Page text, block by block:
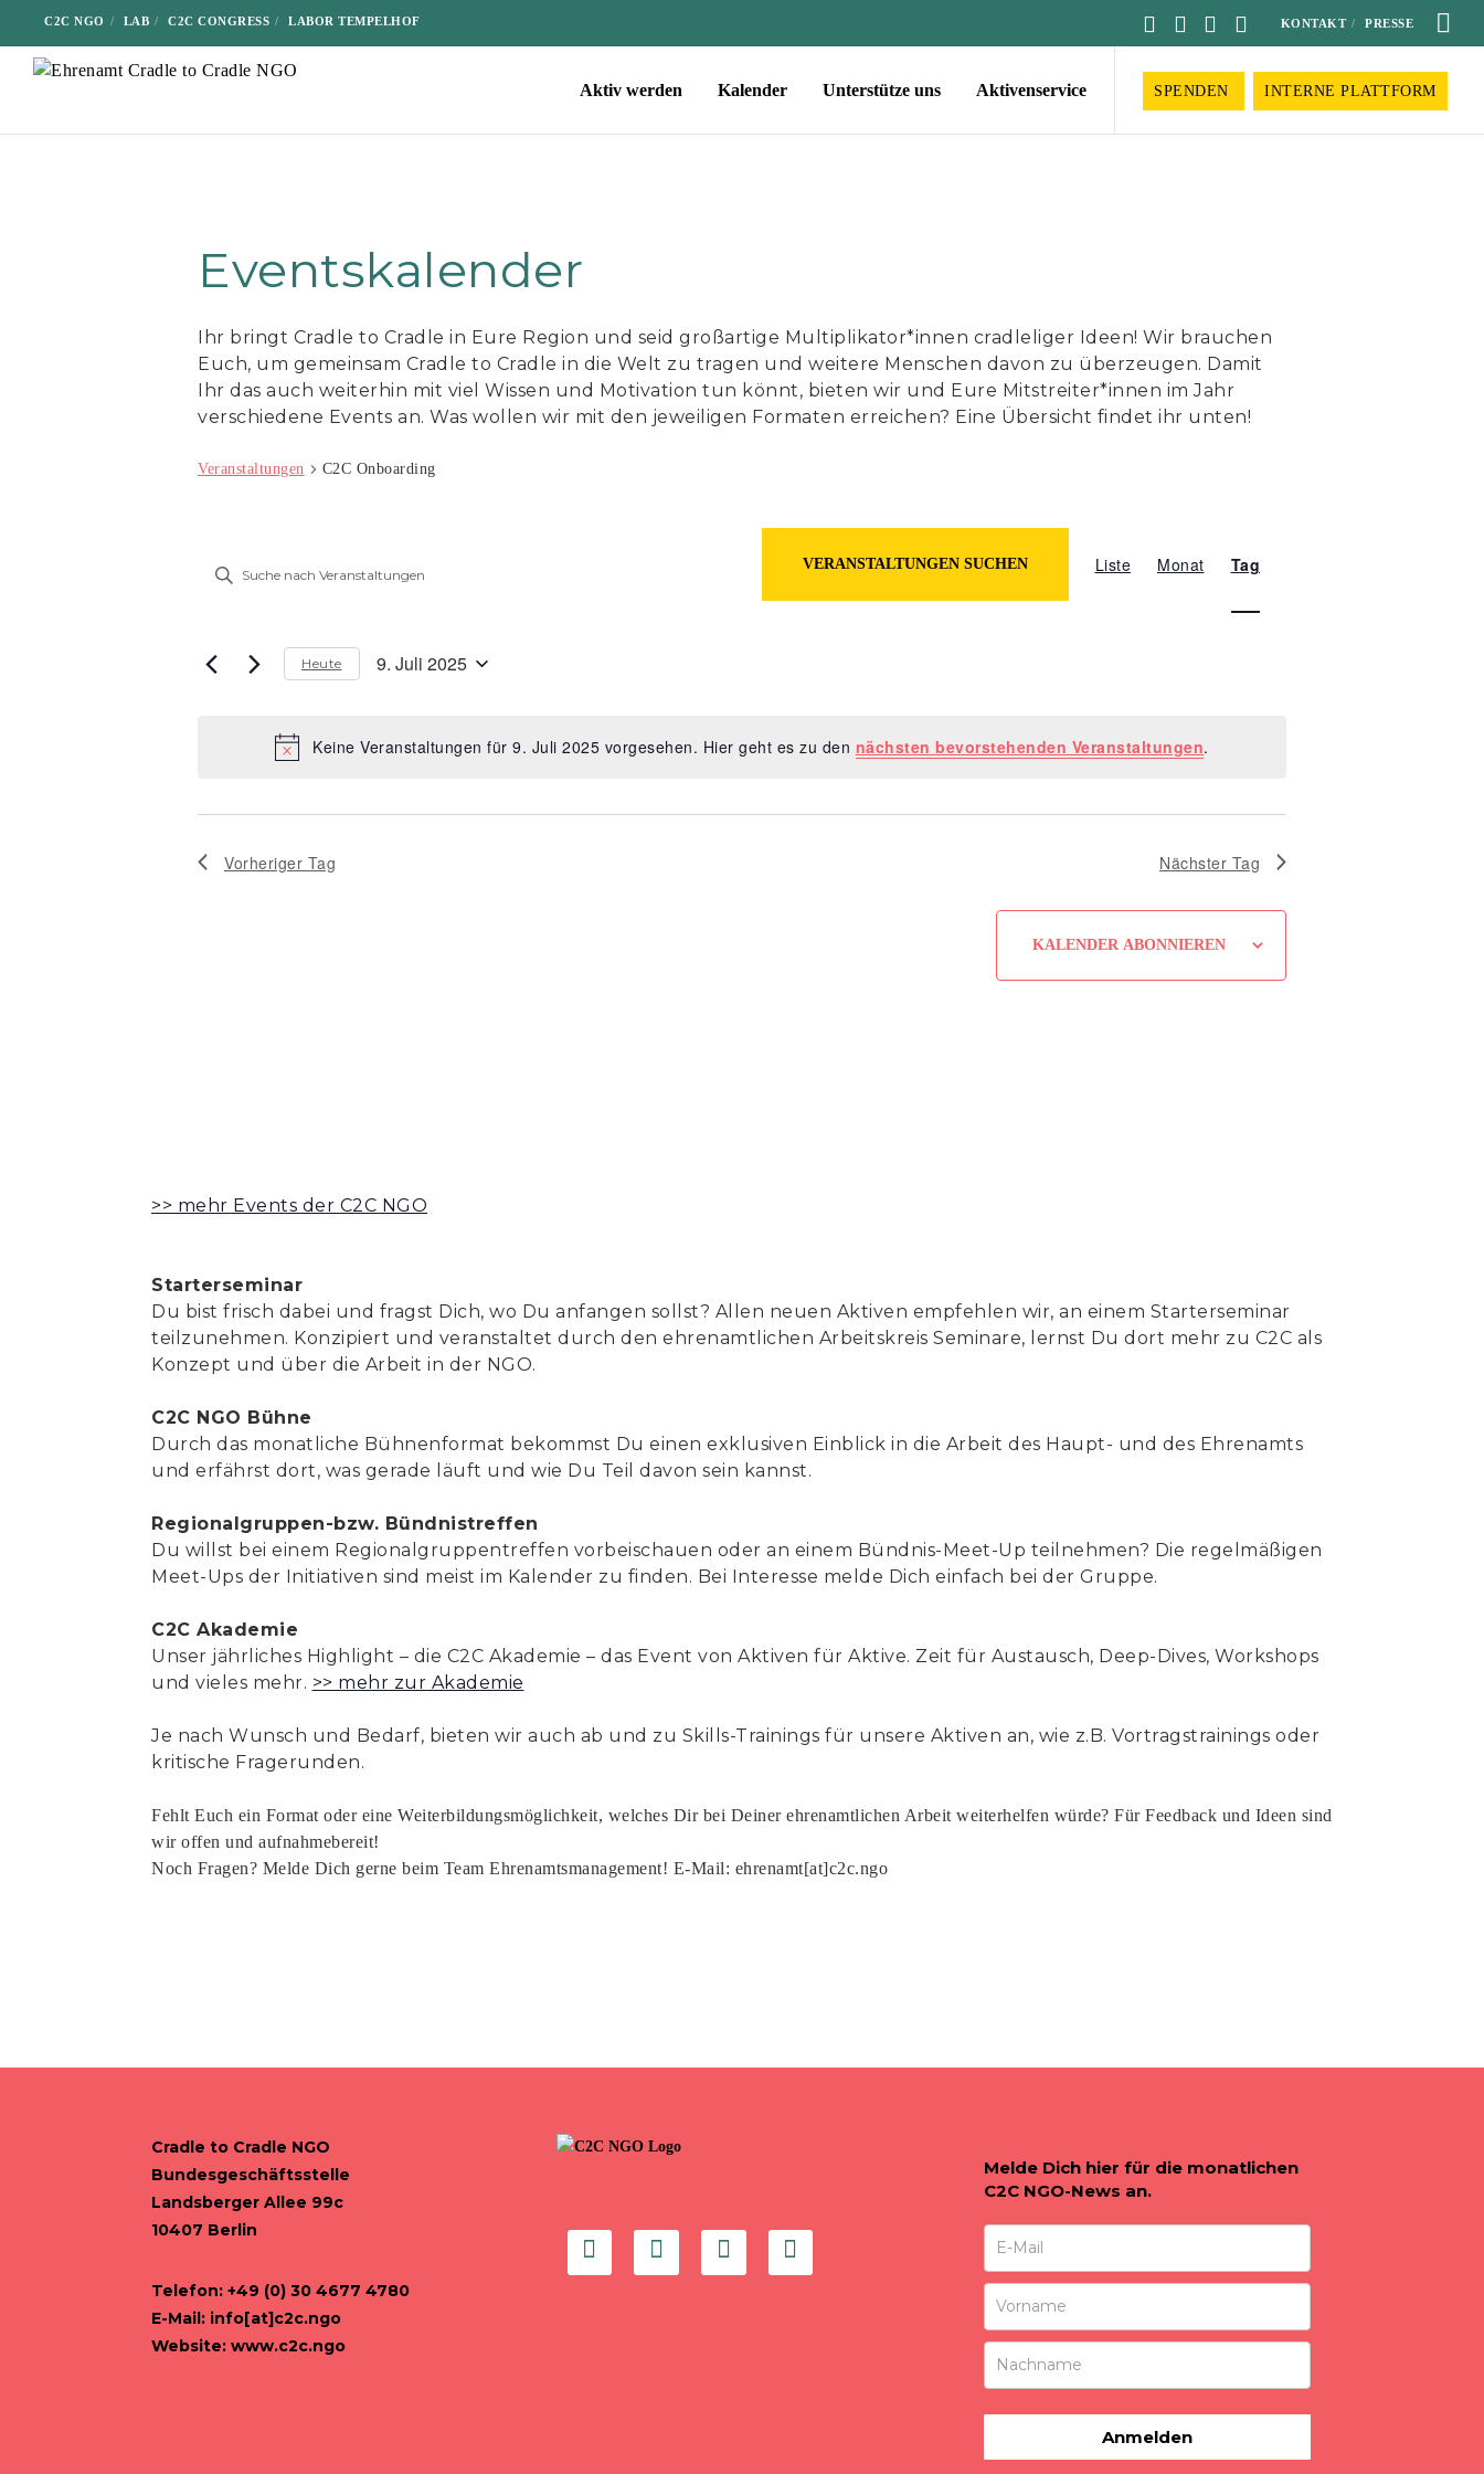
C2C NGO LAB C2C CONGRESS LABOR TEMPELHOF KONTAKT PRESSE
SPENDEN INTERNE PLATTFORM
Aktiv werden Kalender Unterstütze uns Aktivenservice
Eventskalender
Ihr bringt Cradle to Cradle in Eure Region und seid großartige Multiplikator*innen cradleliger Ideen! Wir brauchen
Euch, um gemeinsam Cradle to Cradle in die Welt zu tragen und weitere Menschen davon zu überzeugen. Damit
Ihr das auch weiterhin mit viel Wissen und Motivation tun könnt, bieten wir und Eure Mitstreiter*innen im Jahr
verschiedene Events an. Was wollen wir mit den jeweiligen Formaten erreichen? Eine Übersicht findet ihr unten!
Hinweis
Keine Veranstaltungen für 9. Juli 2025 vorgesehen. Hier geht es zu den nächsten bevorstehenden Veranstaltungen.
Veranstaltungen C2C Onboarding
Suche
Ansichten,
Navigation
Bitte
Schlüsselwort
nach
VERANSTALTUNGEN SUCHEN
Ansichten-
Navigation
Liste Monat Tag
Heute 9. Juli 2025
Vorheriger Tag Nächster Tag
KALENDER ABONNIEREN
>> mehr Events der C2C NGO
Starterseminar
Du bist frisch dabei und fragst Dich, wo Du anfangen sollst? Allen neuen Aktiven empfehlen wir, an einem Starterseminar
teilzunehmen. Konzipiert und veranstaltet durch den ehrenamtlichen Arbeitskreis Seminare, lernst Du dort mehr zu C2C als
Konzept und über die Arbeit in der NGO.
C2C NGO Bühne
Durch das monatliche Bühnenformat bekommst Du einen exklusiven Einblick in die Arbeit des Haupt- und des Ehrenamts
und erfährst dort, was gerade läuft und wie Du Teil davon sein kannst.
Regionalgruppen-bzw. Bündnistreffen
Du willst bei einem Regionalgruppentreffen vorbeischauen oder an einem Bündnis-Meet-Up teilnehmen? Die regelmäßigen
Meet-Ups der Initiativen sind meist im Kalender zu finden. Bei Interesse melde Dich einfach bei der Gruppe.
C2C Akademie
Unser jährliches Highlight – die C2C Akademie – das Event von Aktiven für Aktive. Zeit für Austausch, Deep-Dives, Workshops
und vieles mehr. >> mehr zur Akademie
Je nach Wunsch und Bedarf, bieten wir auch ab und zu Skills-Trainings für unsere Aktiven an, wie z.B. Vortragstrainings oder
kritische Fragerunden.
Fehlt Euch ein Format oder eine Weiterbildungsmöglichkeit, welches Dir bei Deiner ehrenamtlichen Arbeit weiterhelfen würde? Für Feedback und Ideen sind
wir offen und aufnahmebereit!
Noch Fragen? Melde Dich gerne beim Team Ehrenamtsmanagement! E-Mail: ehrenamt[at]c2c.ngo
Cradle to Cradle NGO
Bundesgeschäftsstelle
Landsberger Allee 99c
10407 Berlin
Telefon: +49 (0) 30 4677 4780
E-Mail: info[at]c2c.ngo
Website: www.c2c.ngo
Melde Dich hier für die monatlichen
C2C NGO-News an.
Anmelden